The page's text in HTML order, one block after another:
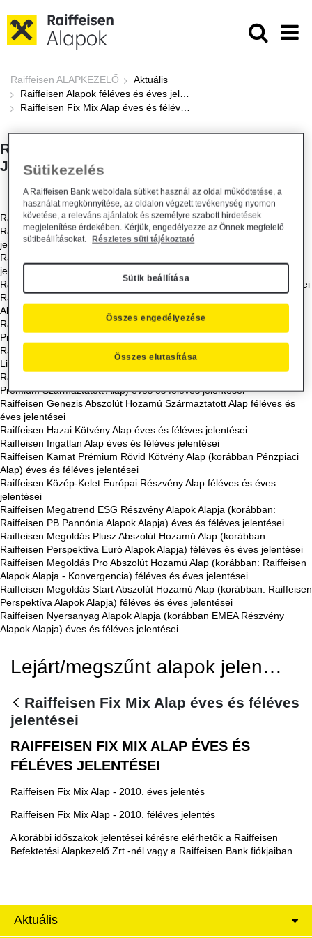
Raiffeisen Fix Mix Alap éves és
Raiffeisen ALAPKEZELŐ
Aktuális
RAIFFEISEN ALAPOK FÉLÉVES ÉS ÉVES
JELENTÉSEI
Raiffeisen ESG Konzervatív Vegyes Alapok Alapja (korábban
Raiffeisen Nemzetközi Kötvény Alapok Alapja) éves és féléves
jelentései
Raiffeisen ESG Nemzetközi Részvény Alapok Alapja éves és féléves
jelentései
Raiffeisen ESG Rövid Kötvény Alapok Alapja éves és féléves jelentései
Raiffeisen ESG Vegyes Alapok Alapja (korábban: FWR Titánium Euró
Alapok Alapja) éves és féléves jelentései
Raiffeisen Etalon Abszolút Hozamú Alap (korábban: Raiffeisen Index
Prémium Származtatott Alap) éves és féléves jelentései
Raiffeisen Euró Prémium Rövid Kötvény Alap (korábban Euró
Likviditási Alap) éves és féléves jelentései
Raiffeisen Forte Abszolút Hozamú Alap (korábban: Raiffeisen Hozam
Prémium Származtatott Alap) éves és féléves jelentései
Raiffeisen Genezis Abszolút Hozamú Származtatott Alap féléves és
éves jelentései
Raiffeisen Hazai Kötvény Alap éves és féléves jelentései
Raiffeisen Ingatlan Alap éves és féléves jelentései
Raiffeisen Kamat Prémium Rövid Kötvény Alap (korábban Pénzpiaci
Alap) éves és féléves jelentései
Raiffeisen Közép-Kelet Európai Részvény Alap féléves és éves
jelentései
Raiffeisen Megatrend ESG Részvény Alapok Alapja (korábban:
Raiffeisen PB Pannónia Alapok Alapja) éves és féléves jelentései
Raiffeisen Megoldás Plusz Abszolút Hozamú Alap (korábban:
Raiffeisen Perspektíva Euró Alapok Alapja) féléves és éves jelentései
Raiffeisen Megoldás Pro Abszolút Hozamú Alap (korábban: Raiffeisen
Alapok Alapja - Konvergencia) féléves és éves jelentései
Raiffeisen Megoldás Start Abszolút Hozamú Alap (korábban: Raiffeisen
Perspektíva Alapok Alapja) féléves és éves jelentései
Raiffeisen Nyersanyag Alapok Alapja (korábban EMEA Részvény
Alapok Alapja) éves és féléves jelentései
Lejárt/megszűnt alapok jelentései
Raiffeisen Fix Mix Alap éves és féléves
jelentései
RAIFFEISEN FIX MIX ALAP ÉVES ÉS
FÉLÉVES JELENTÉSEI
Raiffeisen Fix Mix Alap - 2010. éves jelentés
Raiffeisen Fix Mix Alap - 2010. féléves jelentés
A korábbi időszakok jelentései kérésre elérhetők a Raiffeisen
Befektetési Alapkezelő Zrt.-nél vagy a Raiffeisen Bank fiókjaiban.
Aktuális
Sütikezelés
A Raiffeisen Bank weboldala sütiket használ az oldal működtetése, a
használat megkönnyítése, az oldalon végzett tevékenység nyomon
követése, a releváns ajánlatok és személyre szabott hirdetések
megjelenítése érdekében. Kérjük, engedélyezze az Önnek megfelelő
sütibeállításokat.
Részletes süti tájékoztató
Sütik beállítása
Összes elutasítása
Összes engedélyezése